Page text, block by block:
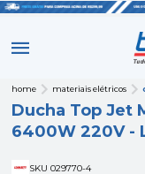
home materiais elétricos
Ducha Top Jet
6400W 220V -
SKU 029770-4